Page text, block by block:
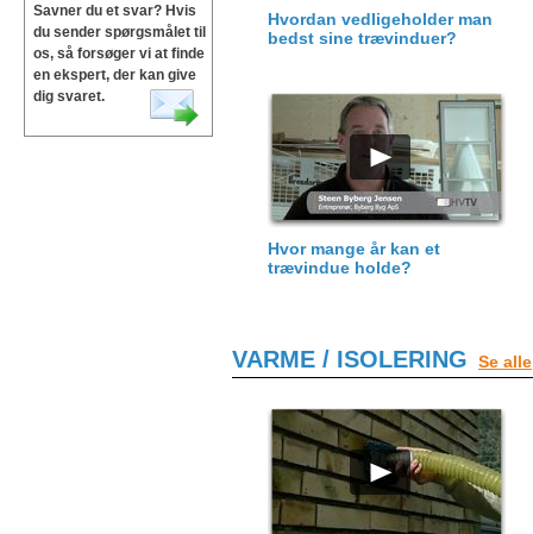
Savner du et svar? Hvis
du sender spørgsmålet til
os, så forsøger vi at finde
en ekspert, der kan give
dig svaret.
Hvordan vedligeholder man
bedst sine trævinduer?
Hvor mange år kan et
trævindue holde?
VARME / ISOLERING Se alle